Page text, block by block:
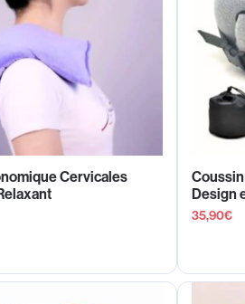
Cervicales
Design
35,90€